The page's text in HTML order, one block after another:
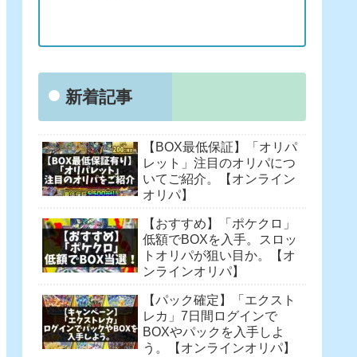
新着記事
【BOX最低保証】「オリパ
レット」注目のオリパにつ
いてご紹介。【オンライン
オリパ】
【おすすめ】「ポケクロ」
低額でBOXを入手。スロッ
トオリパが狙い目か。【オ
ンラインオリパ】
【パック確定】「エクスト
レカ」7日間ログインで
BOXやパックを入手しよ
う。【オンラインオリパ】